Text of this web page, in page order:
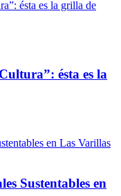
ésta es la
Sustentables en